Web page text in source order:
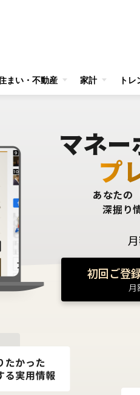
まい・不動産 家計 トレ
マネ
プ
あなたの
深掘り
初回ご登
月